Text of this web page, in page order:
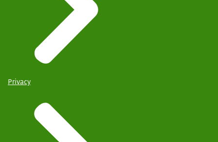
Privacy